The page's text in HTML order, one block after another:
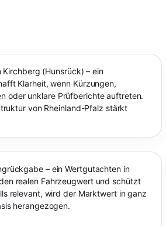
(Hunsrück) – ein
Klarheit, wenn Kürzungen,
oder unklare Prüfberichte auftreten.
von Rheinland-Pfalz stärkt
– ein Wertgutachten in
realen Fahrzeugwert und schützt
relevant, wird der Marktwert in ganz
herangezogen.